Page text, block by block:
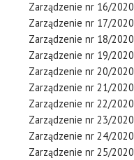
Zarządzenie nr 16/2020
Zarządzenie nr 17/2020
Zarządzenie nr 18/2020
Zarządzenie nr 19/2020
Zarządzenie nr 20/2020
Zarządzenie nr 21/2020
Zarządzenie nr 22/2020
Zarządzenie nr 23/2020
Zarządzenie nr 24/2020
Zarządzenie nr 25/2020